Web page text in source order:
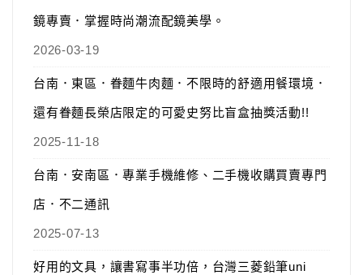
鏡專賣．掌握時尚潮流配鏡美學。
2026-03-19
台南．東區．眷麵牛肉麵．不限時的舒適用餐環境．
還有眷麵長榮店限定的可愛史努比盲盒抽獎活動!!
2025-11-18
台南．安南區．專業手機維修、二手機收購買賣專門
店．不二通訊
2025-07-13
好用的文具，讓書寫事半功倍，台灣三菱鉛筆uni